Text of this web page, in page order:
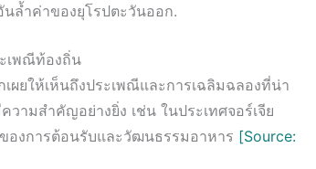
ล้ำค่าของยุโรปตะวันออก.
เพณีท้องถิ่น
ยให้เห็นถึงประเพณีและการเฉลิมฉลองที่น่า
ามสำคัญอย่างยิ่ง เช่น ในประเทศจอร์เจีย
องการต้อนรับและวัฒนธรรมอาหาร [Source: